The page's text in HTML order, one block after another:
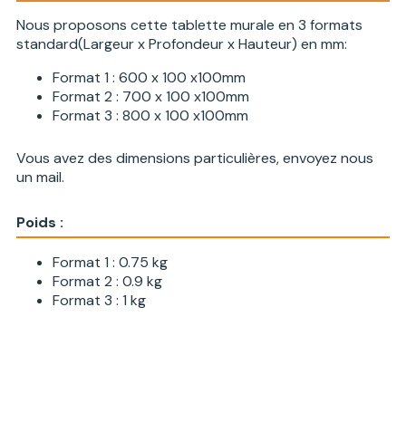
Nous proposons cette tablette murale en 3 formats
standard(Largeur x Profondeur x Hauteur) en mm:
Format 1 : 600 x 100 x100mm
Format 2 : 700 x 100 x100mm
Format 3 : 800 x 100 x100mm
Vous avez des dimensions particulières, envoyez nous
un mail.
Poids :
Format 1 : 0.75 kg
Format 2 : 0.9 kg
Format 3 : 1 kg